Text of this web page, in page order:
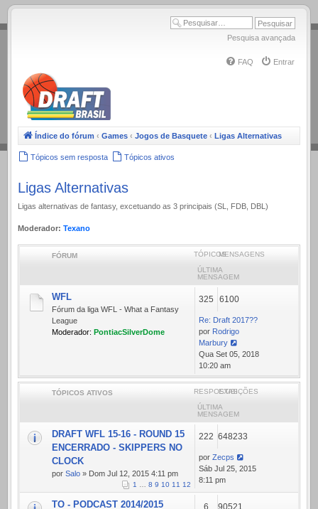
.
Pesquisa avançada
FAQ Entrar
Índice do fórum ‹ Games ‹ Jogos de Basquete ‹ Ligas Alternativas
Tópicos sem resposta Tópicos ativos
Ligas Alternativas
Ligas alternativas de fantasy, excetuando as 3 principais (SL, FDB, DBL)
Moderador: Texano
FÓRUM TÓPICOSMENSAGENS
ÚLTIMA
MENSAGEM
WFL
Fórum da liga WFL - What a Fantasy
League
Moderador: PontiacSilverDome
325 6100
Re: Draft 2017??
por Rodrigo
Marbury
Ver
última
mensagem
Qua Set 05, 2018
10:20 am
TÓPICOS ATIVOS RESPOSTASEXIBIÇÕES
ÚLTIMA
MENSAGEM
DRAFT WFL 15-16 - ROUND 15
ENCERRADO - SKIPPERS NO
CLOCK
por Salo » Dom Jul 12, 2015 4:11 pm
1 8 9 10 11 12
222 648233
por Zecps
Sáb Jul 25, 2015
8:11 pm
TO - PODCAST 2014/2015 6 90521